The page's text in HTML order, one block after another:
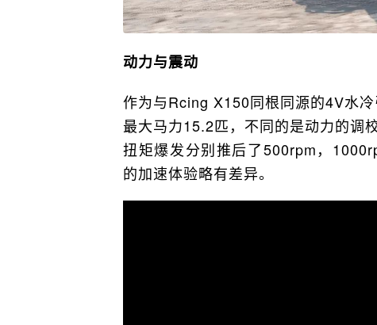
动力与震动
作为与Rcing X150同根同源的4V水
最大马力15.2匹，不同的是动力的调
扭矩爆发分别推后了500rpm，
的加速体验略有差异。